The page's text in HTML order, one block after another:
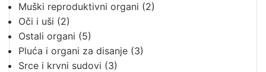
Muški reproduktivni organi (2)
Oči i uši (2)
Ostali organi (5)
Pluća i organi za disanje (3)
Srce i krvni sudovi (3)